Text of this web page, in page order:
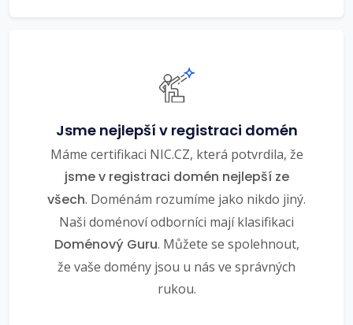
Jsme nejlepší v registraci domén
Máme certifikaci NIC.CZ, která potvrdila, že
jsme v registraci domén nejlepší ze
všech. Doménám rozumíme jako nikdo jiný.
Naši doménoví odborníci mají klasifikaci
Doménový Guru. Můžete se spolehnout,
že vaše domény jsou u nás ve správných
rukou.